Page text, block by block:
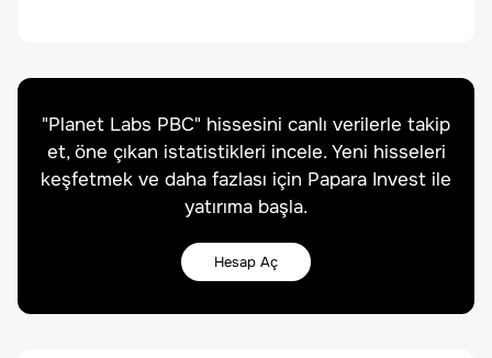
"Planet Labs PBC" hissesini canlı verilerle takip
et, öne çıkan istatistikleri incele. Yeni hisseleri
keşfetmek ve daha fazlası için Papara Invest ile
yatırıma başla.
Hesap Aç